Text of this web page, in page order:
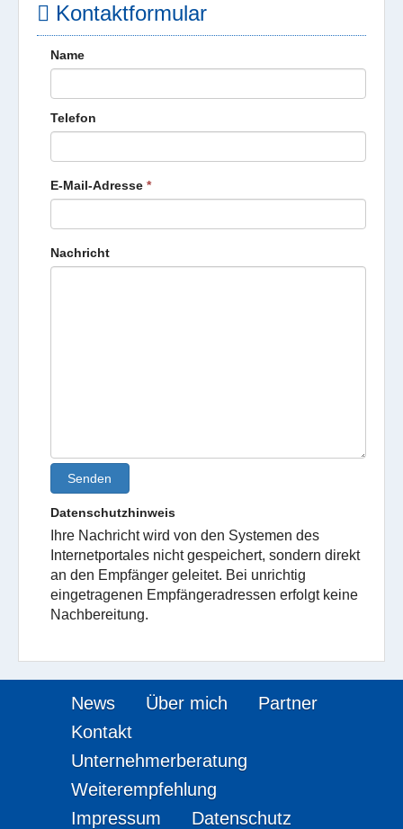
Kontaktformular
Name
Telefon
E-Mail-Adresse *
Nachricht
Senden
Datenschutzhinweis
Ihre Nachricht wird von den Systemen des
Internetportales nicht gespeichert, sondern direkt
an den Empfänger geleitet. Bei unrichtig
eingetragenen Empfängeradressen erfolgt keine
Nachbereitung.
News Über mich
Partner
Kontakt
Unternehmerberatung
Weiterempfehlung
Impressum
Datenschutz